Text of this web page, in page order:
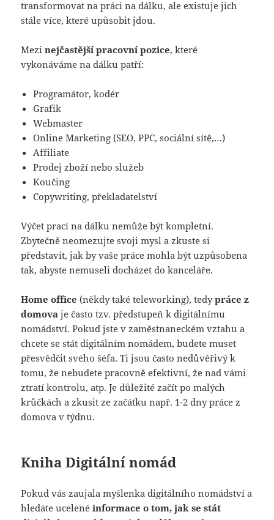
transformovat na práci na dálku, ale existuje jich
stále více, které upůsobit jdou.
Mezinejčastější pracovní pozice, které
vykonáváme na dálku patří:
Programátor, kodér
Grafik
Webmaster
Online Marketing (SEO, PPC, sociální sítě,…)
Affiliate
Prodej zboží nebo služeb
Koučing
Copywriting, překladatelství
Výčet prací na dálku nemůže být kompletní.
Zbytečně neomezujte svoji mysl a zkuste si
představit, jak by vaše práce mohla být uzpůsobena
tak, abyste nemuseli docházet do kanceláře.
Home office (někdy také teleworking), tedypráce z
domova je často tzv. předstupeň k digitálnímu
nomádství. Pokud jste v zaměstnaneckém vztahu a
chcete se stát digitálním nomádem, budete muset
přesvědčit svého šéfa. Ti jsou často nedůvěřivý k
tomu, že nebudete pracovně efektivní, že nad vámi
ztratí kontrolu, atp. Je důležité začít po malých
krůčkách a zkusit ze začátku např. 1-2 dny práce z
domova v týdnu.
Kniha Digitální nomád
Pokud vás zaujala myšlenka digitálního nomádství a
hledáte ucelenéinformace o tom, jak se stát